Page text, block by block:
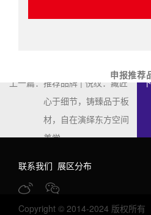
申报推荐
上一篇： 推荐品牌 | 悦纹：藏匠
心于细节，铸臻品于板
材，自在演绎东方空间
美学
联系我们 展区分布
Copyright © 2014-2024 版权所有